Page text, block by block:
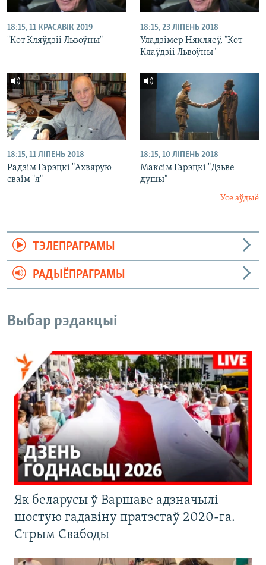
18:15, 11 КРАСАВІК 2019
"Кот Кляўдзіі Львоўны"
18:15, 23 ЛІПЕНЬ 2018
Уладзімер Някляеў, "Кот
Клаўдзіі Львоўны"
18:15, 11 ЛІПЕНЬ 2018
Радзім Гарэцкі "Ахвярую
сваім "я"
18:15, 10 ЛІПЕНЬ 2018
Максім Гарэцкі "Дзьве
душы"
Усе аўдыё
ТЭЛЕПРАГРАМЫ
РАДЫЁПРАГРАМЫ
Выбар рэдакцыі
Як беларусы ў Варшаве адзначылі
шостую гадавіну пратэстаў 2020-га.
Стрым Свабоды